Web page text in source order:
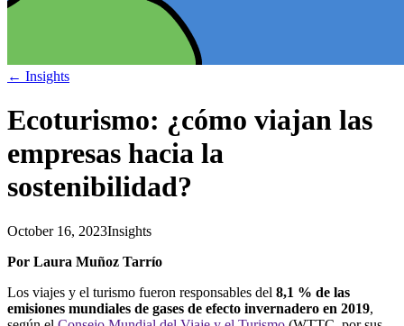
← Insights
Ecoturismo: ¿cómo viajan las
empresas hacia la
sostenibilidad?
October 16, 2023Insights
Por Laura Muñoz Tarrío
Los viajes y el turismo fueron responsables del 8,1 % de las
emisiones mundiales de gases de efecto invernadero en 2019,